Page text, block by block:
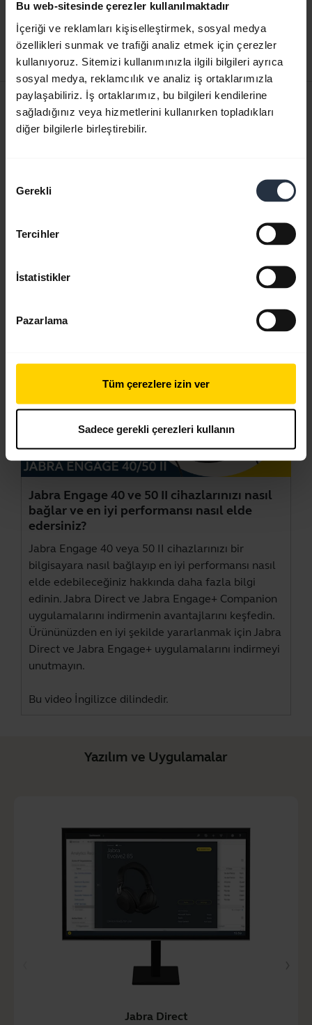
Bu web-sitesinde çerezler kullanılmaktadır
İçeriği ve reklamları kişiselleştirmek, sosyal medya
özellikleri sunmak ve trafiği analiz etmek için çerezler
kullanıyoruz. Sitemizi kullanımınızla ilgili bilgileri ayrıca
sosyal medya, reklamcılık ve analiz iş ortaklarımızla
paylaşabiliriz. İş ortaklarımız, bu bilgileri kendilerine
sağladığınız veya hizmetlerini kullanırken topladıkları
diğer bilgilerle birleştirebilir.
Seçimi
Gerekli
Tercihler
İstatistikler
Pazarlama
Tüm çerezlere izin ver
Sadece gerekli çerezleri kullanın
İngilizce
Karşıdan yükle
0.41 MB - pdf
Kullanıcı kılavuzu
Türkçe
Jabra Engage 40 ve 50 II cihazlarınızı nasıl
bağlar ve en iyi performansı nasıl elde
edersiniz?
Jabra Engage 40 veya 50 II cihazlarınızı bir
bilgisayara nasıl bağlayıp en iyi performansı nasıl
elde edebileceğiniz hakkında daha fazla bilgi
edinin. Jabra Direct ve Jabra Engage+ Companion
uygulamalarını indirmenin avantajlarını keşfedin.
Ürününüzden en iyi şekilde yararlanmak için Jabra
Direct ve Jabra Engage+ uygulamalarını indirmeyi
unutmayın.
Bu video İngilizce dilindedir.
Yazılım ve Uygulamalar
Jabra Direct